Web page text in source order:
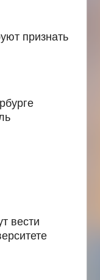
признать
вести